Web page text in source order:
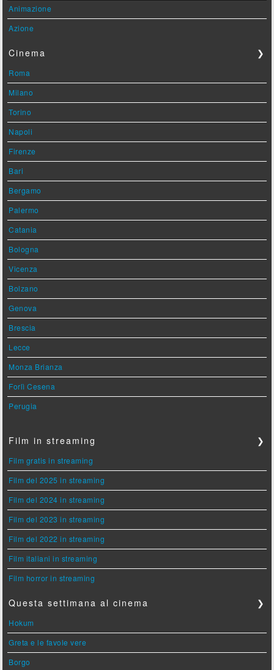
Animazione
Azione
Cinema ❯
Roma
Milano
Torino
Napoli
Firenze
Bari
Bergamo
Palermo
Catania
Bologna
Vicenza
Bolzano
Genova
Brescia
Lecce
Monza Brianza
Forlì Cesena
Perugia
Film in streaming ❯
Film gratis in streaming
Film del 2025 in streaming
Film del 2024 in streaming
Film del 2023 in streaming
Film del 2022 in streaming
Film italiani in streaming
Film horror in streaming
Questa settimana al cinema ❯
Hokum
Greta e le favole vere
Borgo